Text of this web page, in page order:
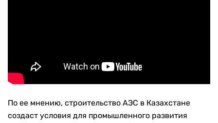
По ее мнению, строительство АЭС в Казахстане
создаст условия для промышленного развития